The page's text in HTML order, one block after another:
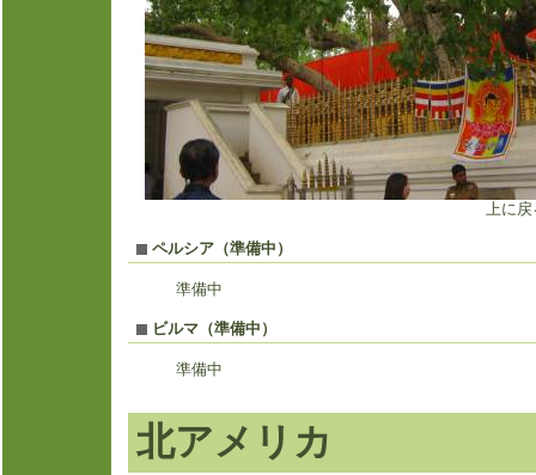
上に戻
ペルシア（準備中）
準備中
ビルマ（準備中）
準備中
北アメリカ